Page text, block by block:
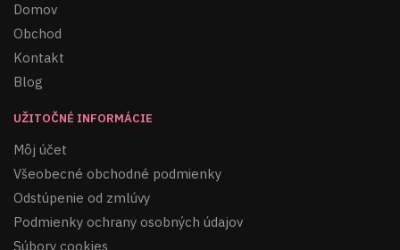
Domov
Obchod
Kontakt
Blog
UŽITOČNÉ INFORMÁCIE
Môj účet
Všeobecné obchodné podmienky
Odstúpenie od zmlúvy
Podmienky ochrany osobných údajov
Súbory cookies